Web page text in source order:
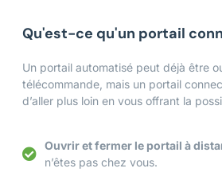
Qu'est-ce qu'un portail
Un portail automatisé peut déjà être
télécommande, mais un portail
d’aller plus loin en vous offrant la
Ouvrir et fermer le portail à
n’êtes pas chez vous.